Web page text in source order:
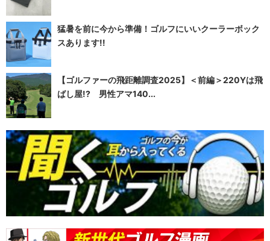
猛暑を前に今から準備！ゴルフにいいクーラーボック
スあります!!
【ゴルファーの飛距離調査2025】＜前編＞220Yは飛
ばし屋!? 男性アマ140...